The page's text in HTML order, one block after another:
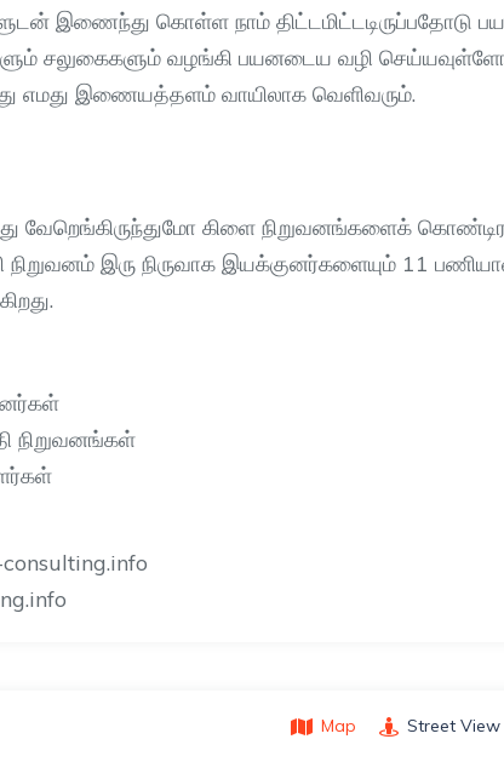
இணைந்து கொள்ள நாம் திட்டமிட்டடிருப்பதோடு
சலுகைகளும் வழங்கி பயனடைய வழி
எமது இணையத்தளம் வாயிலாக வெளிவரும்.
வேறெங்கிருந்துமோ கிளை நிறுவனங்களைக்
நிறுவனம் இரு நிருவாக இயக்குனர்களையும் 11
.
நிறுவனங்கள்
Map Street View